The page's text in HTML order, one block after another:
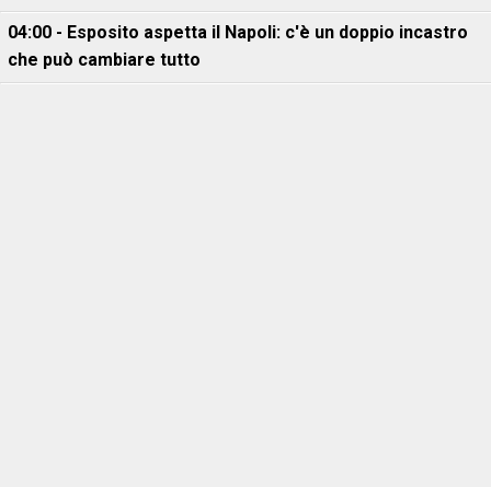
04:00 - Esposito aspetta il Napoli: c'è un doppio incastro
che può cambiare tutto